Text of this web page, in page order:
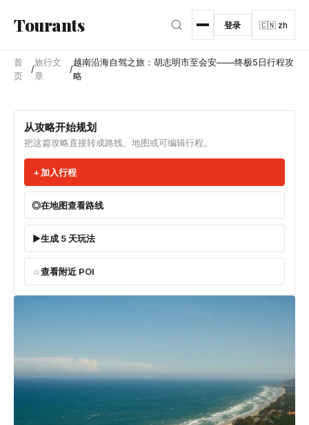
Tourants 登录 🇨🇳 zh
首
页
/
旅行文
章
/
越南沿海自驾之旅：胡志明市至会安——终极5日行程攻
略
从攻略开始规划
把这篇攻略直接转成路线、地图或可编辑行程。
加入行程
在地图查看路线
生成 5 天玩法
查看附近 POI